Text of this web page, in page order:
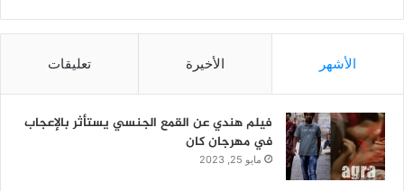
الأشهر الأخيرة تعليقات
فيلم هندي عن القمع الجنسي يستأثر بالإعجاب
في مهرجان كان
مايو 25, 2023